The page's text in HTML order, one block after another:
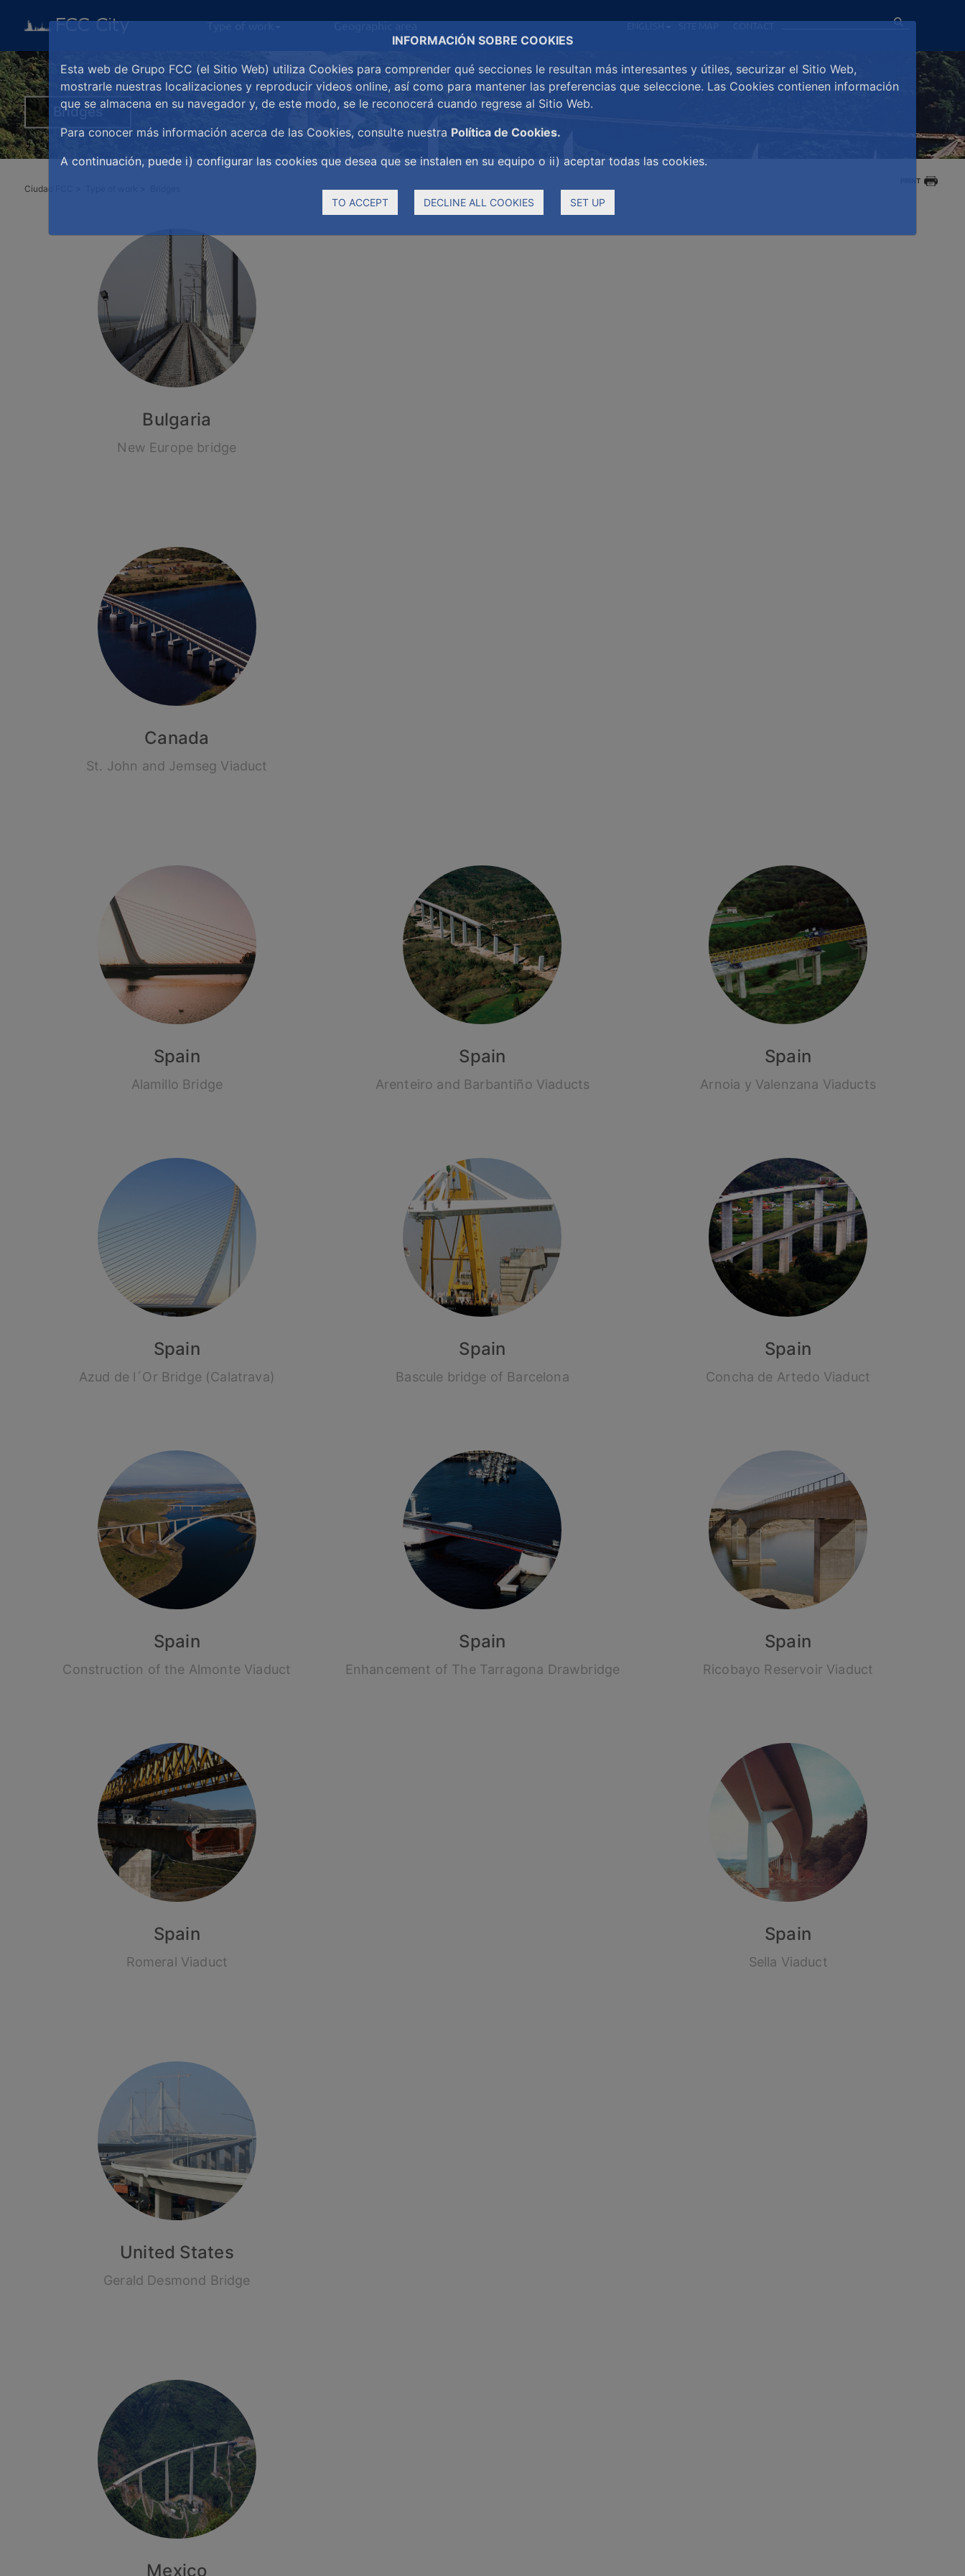
INFORMACIÓN SOBRE COOKIES
Esta web de Grupo FCC (el Sitio Web) utiliza Cookies para comprender qué secciones le resultan más interesantes y útiles, securizar el Sitio Web,
mostrarle nuestras localizaciones y reproducir videos online, así como para mantener las preferencias que seleccione. Las Cookies contienen información
que se almacena en su navegador y, de este modo, se le reconocerá cuando regrese al Sitio Web.
Para conocer más información acerca de las Cookies, consulte nuestra Política de Cookies.
A continuación, puede i) configurar las cookies que desea que se instalen en su equipo o ii) aceptar todas las cookies.
TO ACCEPT DECLINE ALL COOKIES SET UP
Bridges
Ciudad FCC
PRINT
Bulgaria
New Europe bridge
Canada
St. John and Jemseg Viaduct
Spain
Alamillo Bridge
Spain
Arenteiro and Barbantiño Viaducts
Spain
Arnoia y Valenzana Viaducts
Spain
Azud de l´Or Bridge (Calatrava)
Spain
Bascule bridge of Barcelona
Spain
Concha de Artedo Viaduct
Spain
Construction of the Almonte Viaduct
Spain
Enhancement of The Tarragona Drawbridge
Spain
Ricobayo Reservoir Viaduct
Spain
Romeral Viaduct
Spain
Sella Viaduct
United States
Gerald Desmond Bridge
Mexico